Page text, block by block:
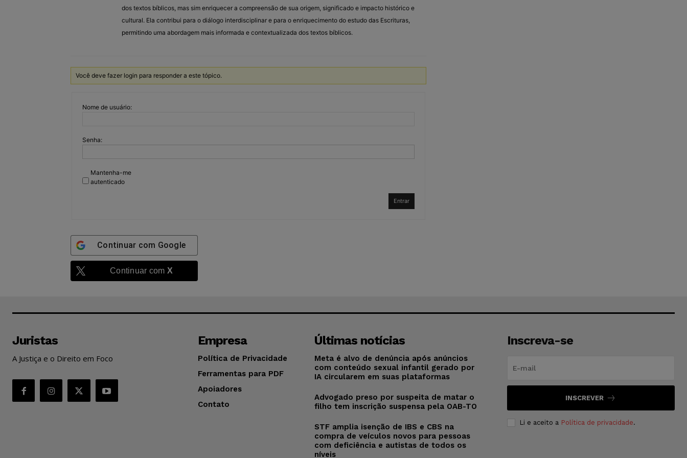
dos textos bíblicos, mas sim enriquecer a compreensão de sua origem, significado e impacto histórico e
cultural. Ela contribui para o diálogo interdisciplinar e para o enriquecimento do estudo das Escrituras,
permitindo uma abordagem mais informada e contextualizada dos textos bíblicos.
Você deve fazer login para responder a este tópico.
Nome de usuário:
Senha:
Mantenha-me
autenticado
Entrar
Continuar com Google
Continuar com X
Juristas
A Justiça e o Direito em Foco
Empresa
Política de Privacidade
Ferramentas para PDF
Apoiadores
Contato
Últimas notícias
Meta é alvo de denúncia após anúncios
com conteúdo sexual infantil gerado por
IA circularem em suas plataformas
Advogado preso por suspeita de matar o
filho tem inscrição suspensa pela OAB-TO
STF amplia isenção de IBS e CBS na
compra de veículos novos para pessoas
com deficiência e autistas de todos os
níveis
Inscreva-se
INSCREVER
Li e aceito a Política de privacidade.